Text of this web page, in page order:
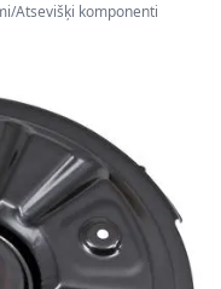
Atsevišķi komponenti